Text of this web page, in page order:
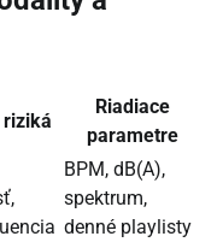
riziká
Riadiace
parametre
BPM, dB(A),
spektrum,
denné playlisty